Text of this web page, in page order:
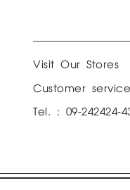
Visit Our Stores
Customer service
Tel. : 09-242424-